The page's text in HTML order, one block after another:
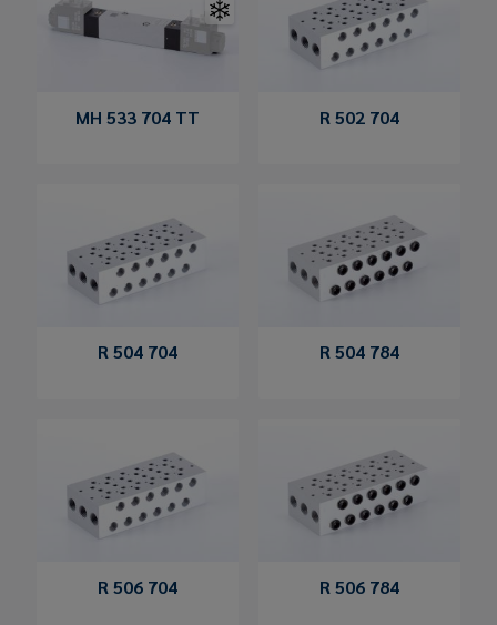
MH 533 704 TT R 502 704
R 504 704 R 504 784
R 506 704 R 506 784